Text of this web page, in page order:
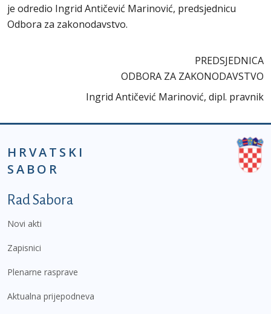
je odredio Ingrid Antičević Marinović, predsjednicu
Odbora za zakonodavstvo.
PREDSJEDNICA
ODBORA ZA ZAKONODAVSTVO
Ingrid Antičević Marinović, dipl. pravnik
HRVATSKI
SABOR
Podnožje prvi izbornik
Rad Sabora
Novi akti
Zapisnici
Plenarne rasprave
Aktualna prijepodneva